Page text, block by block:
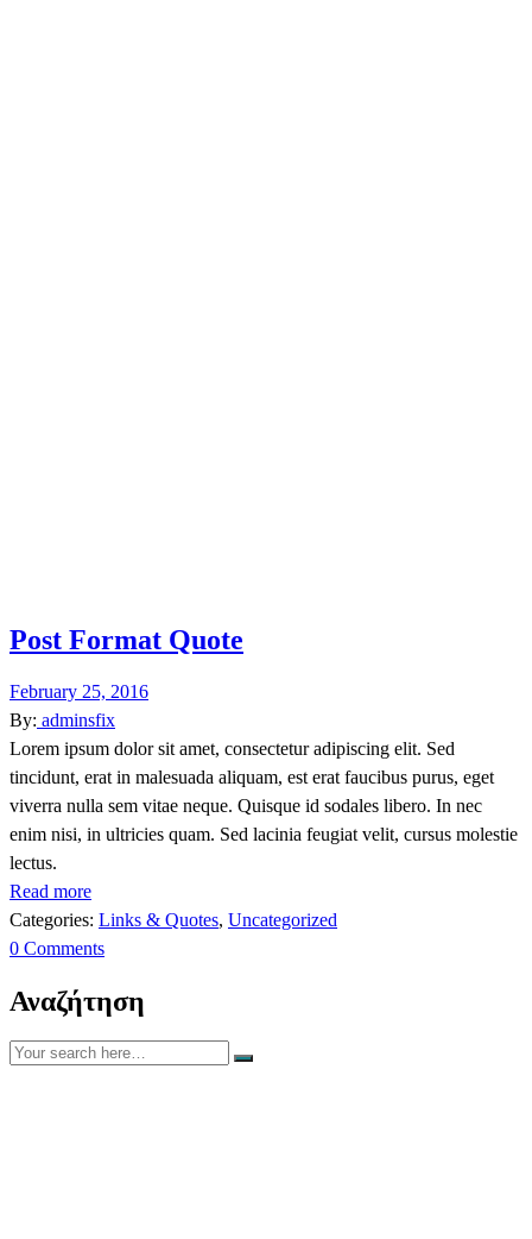
Post Format Quote
February 25, 2016
By: adminsfix
Lorem ipsum dolor sit amet, consectetur adipiscing elit. Sed
tincidunt, erat in malesuada aliquam, est erat faucibus purus, eget
viverra nulla sem vitae neque. Quisque id sodales libero. In nec
enim nisi, in ultricies quam. Sed lacinia feugiat velit, cursus molestie
lectus.
Read more
Categories: Links & Quotes, Uncategorized
0 Comments
Αναζήτηση